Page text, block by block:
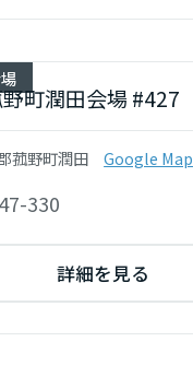
町潤田会場 #427
菰野町潤田 Google Map
330
詳細を見る